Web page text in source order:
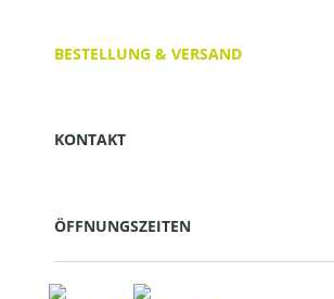
BESTELLUNG & VERSAND
KONTAKT
ÖFFNUNGSZEITEN